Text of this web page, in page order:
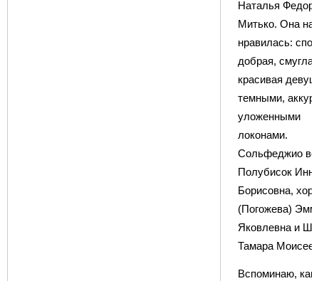
Наталья
Митько. Она
нравилась:
добрая, смуглая
красивая
темными,
уложенными
локонами.
Сольфеджио
Полубисок Инна
Борисовна, хор
(Погожева)
Яковлевна и
Тамара
Вспоминаю, как